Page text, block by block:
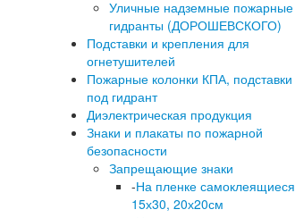
Уличные надземные пожарные
гидранты (ДОРОШЕВСКОГО)
Подставки и крепления для
огнетушителей
Пожарные колонки КПА, подставки
под гидрант
Диэлектрическая продукция
Знаки и плакаты по пожарной
безопасности
Запрещающие знаки
-На пленке самоклеящиеся
15х30, 20х20см